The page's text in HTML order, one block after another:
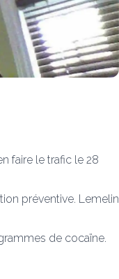
faire le trafic le 28
préventive. Lemelin
de cocaïne.